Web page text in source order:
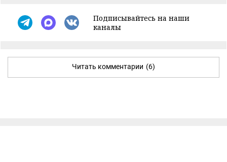
Подписывайтесь на наши
каналы
Читать комментарии (6)